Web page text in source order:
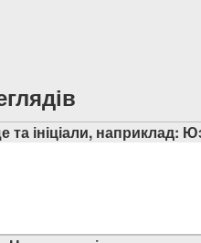
та ініціали, наприклад: